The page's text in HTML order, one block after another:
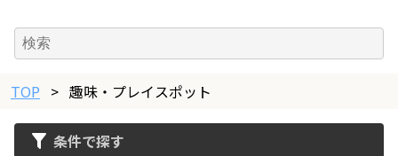
その他
求人情報
お得
TOP > 趣味・プレイスポット
条件で探す